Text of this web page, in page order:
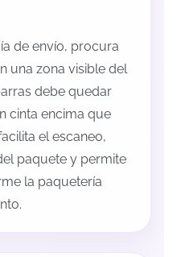
de envío, procura
una zona visible del
debe quedar
cinta encima que
el escaneo,
paquete y permite
la paquetería